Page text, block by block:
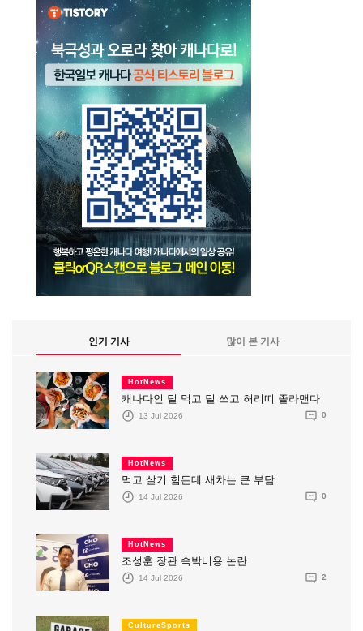
인기 기사 많이 본 기사
HotNews
캐나다인 덜 먹고 덜 쓰고 허리띠 졸라맨다
13 Jul 2026 0
HotNews
먹고 살기 힘든데 새차는 큰 부담
14 Jul 2026 0
HotNews
조성훈 장관 숙박비용 논란
14 Jul 2026 2
CultureSports